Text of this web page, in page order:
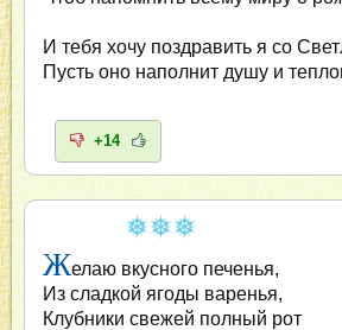
И тебя хочу поздравить я со
Пусть оно наполнит душу и
+14
Желаю вкусного печенья,
Из сладкой ягоды варенья,
Клубники свежей полный рот